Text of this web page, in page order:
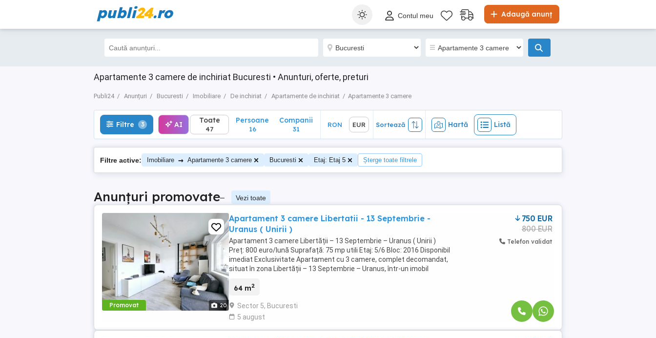
publi24.ro Adaugă anunț
Contul meu
Apartamente 3 camere de inchiriat Bucuresti • Anunturi, oferte, preturi
Publi24 Anunțuri Bucuresti Imobiliare De inchiriat Apartamente de inchiriat Apartamente 3 camere
Filtre 3 AI EUR Sortează Hartă Listă
Filtre 3 AI Toate
47
Persoane
16
Companii
31
RON EUR Sortează Hartă Listă
Filtre active: Imobiliare → Apartamente 3 camere Bucuresti Etaj: Etaj 5 Șterge toate filtrele
Anunțuri promovate– Vezi toate
Promovat 20
Apartament 3 camere Libertatii - 13 Septembrie -
Uranus ( Unirii )
Apartament 3 camere Libertății – 13 Septembrie – Uranus ( Unirii )
Preț: 800 euro/lună Suprafață: 75 mp utili Etaj: 5/6 Bloc: 2016 Disponibil
imediat Exclusivitate Apartament cu 3 camere, complet decomandat,
situat în zona Libertății – 13 Septembrie – Uranus, într-un imobil
64 m2
Sector 5, Bucuresti
5 august
750 EUR
800 EUR
Telefon validat